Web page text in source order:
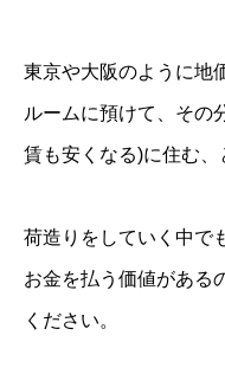
東京や大阪のように地
ルームに預けて、その
賃も安くなる)に住む、
荷造りをしていく中で
お金を払う価値がある
ください。